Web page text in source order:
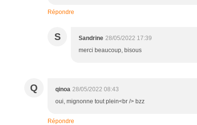
Répondre
S Sandrine 28/05/2022 17:39
merci beaucoup, bisous
Q qinoa 28/05/2022 08:43
oui, mignonne tout plein<br /> bzz
Répondre